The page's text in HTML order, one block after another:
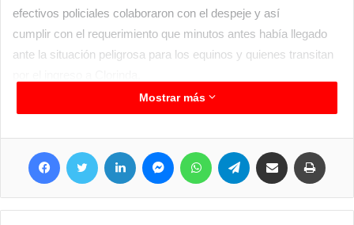
efectivos policiales colaboraron con el despeje y así
cumplir con el requerimiento que minutos antes había llegado
ante la situación peligrosa para los equinos y quienes transitan
Mostrar más
Facebook Twitter LinkedIn MessengerWhatsApp Telegram Compartir por correo electrónico